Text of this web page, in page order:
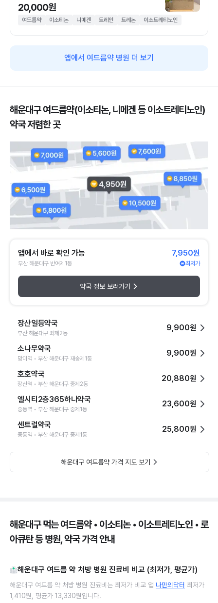
20,000원
여드름약 이소티논 니메겐 트레인 트레논 이소트레티노인
앱에서 여드름약 병원 더 보기
해운대구 여드름약(이소티논, 니메겐 등 이소트레티노인)
약국 저렴한 곳
앱에서 바로 확인 가능
부산 해운대구 반여제1동
7,950원
최저가
약국 정보 보러가기
장산일등약국
부산 해운대구 좌제2동
9,900원
소나무약국
망미역 • 부산 해운대구 재송제1동
9,900원
호호약국
장산역 • 부산 해운대구 중제2동
20,880원
엘시티2층365하나약국
중동역 • 부산 해운대구 중제1동
23,600원
센트럴약국
중동역 • 부산 해운대구 중제1동
25,800원
해운대구 여드름약 가격 지도 보기
해운대구 먹는 여드름약 • 이소티논 • 이소트레티노인 • 로
아큐탄 등 병원, 약국 가격 안내
해운대구 여드름 약 처방 병원 진료비 비교 (최저가, 평균가)
해운대구 여드름 약 처방 병원 진료비는 최저가 비교 앱 나만의닥터 최저가
1,410원, 평균가 13,330원입니다.